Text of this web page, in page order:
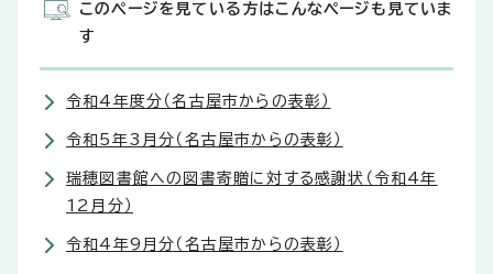
このページを見ている方はこんなページも見ていま
す
令和4年度分（名古屋市からの表彰）
令和5年3月分（名古屋市からの表彰）
瑞穂図書館への図書寄贈に対する感謝状（令和4年
12月分）
令和4年9月分（名古屋市からの表彰）